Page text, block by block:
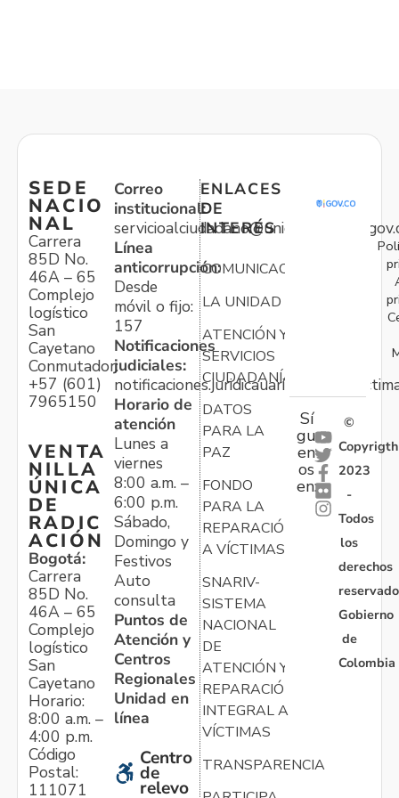
SEDE
NACIO
NAL
Carrera
85D No.
46A – 65
Complejo
logístico
San
Cayetano
Conmutador:
+57 (601)
7965150
VENTA
NILLA
ÚNICA
DE
RADIC
ACIÓN
Bogotá:
Carrera
85D No.
46A – 65
Complejo
logístico
San
Cayetano
Horario:
8:00 a.m. –
4:00 p.m.
Código
Postal:
111071
Correo
institucional:
Línea
anticorrupción:
Desde
móvil o fijo:
157
Notificaciones
judiciales:
Horario de
atención
Lunes a
viernes
8:00 a.m. –
6:00 p.m.
Sábado,
Domingo y
Festivos
Auto
consulta
Puntos de
Atención y
Centros
Regionales
Unidad en
línea
Centro
de
relevo
ENLACES
DE
INTERÉS
COMUNICACIONES
LA UNIDAD
ATENCIÓN Y
SERVICIOS
CIUDADANÍA
DATOS
PARA LA
PAZ
FONDO
PARA LA
REPARACIÓN
A VÍCTIMAS
SNARIV-
SISTEMA
NACIONAL
DE
ATENCIÓN Y
REPARACIÓN
INTEGRAL A
VÍCTIMAS
TRANSPARENCIA
Sí
gu
en
os
en:
©
Copyrigth
2023
-
Todos
los
derechos
Gobierno
de
Colombia